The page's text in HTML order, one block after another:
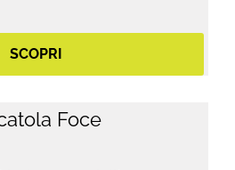
SCOPRI